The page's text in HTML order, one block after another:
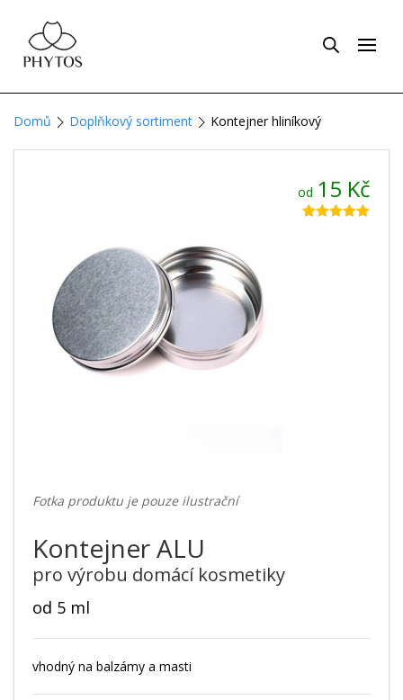
Domů Doplňkový sortiment Kontejner hliníkový
Fotka produktu je pouze ilustrační
Kontejner ALU
pro výrobu domácí kosmetiky
od 5 ml
vhodný na balzámy a masti
od 15 Kč